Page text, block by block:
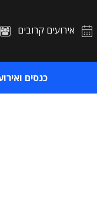
אירועים קרובים
כנסים